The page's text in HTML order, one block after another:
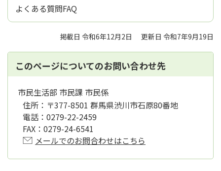
よくある質問FAQ
掲載日 令和6年12月2日 更新日 令和7年9月19日
このページについてのお問い合わせ先
市民生活部 市民課 市民係
住所： 〒377-8501 群馬県渋川市石原80番地
電話： 0279-22-2459
FAX： 0279-24-6541
メールでのお問合わせはこちら